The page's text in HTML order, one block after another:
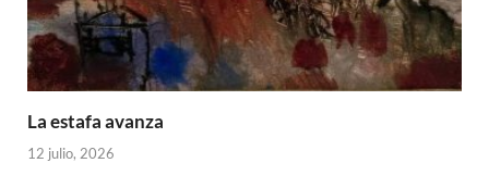
La estafa avanza
12 julio, 2026